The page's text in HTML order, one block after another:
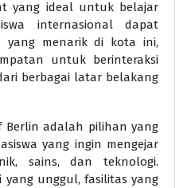
yang ideal untuk belajar
internasional dapat
yang menarik di kota ini,
untuk berinteraksi
berbagai latar belakang
Berlin adalah pilihan yang
yang ingin mengejar
sains, dan teknologi.
yang unggul, fasilitas yang